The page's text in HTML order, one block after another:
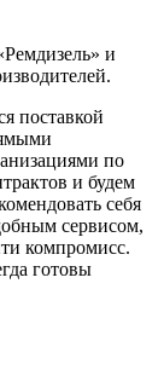
и
поставкой
по
и будем
себя
сервисом,
компромисс.
готовы